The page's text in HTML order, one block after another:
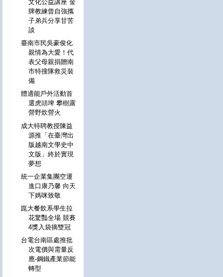
文化公益講座 金
牌教練曾自強攜
子弟兵分享甘苦
談
臺南市民吳豪俊化
親情為大愛！代
表父母親捐贈南
市特搜隊救災裝
備
體適能戶外活動首
選虎頭埤 攀樹露
營野炊營火
成大特聘教授陳益
源推「在臺灣出
版越南文學史中
文版」終於實現
夢想
統一企業集團空運
進口康乃馨 向天
下媽咪致敬
崑大餐飲系學生拉
花驚豔全場 競賽
4獎入袋摘雙冠
台電台南區處推批
次電價與需量反
應-鋼鐵產業節能
轉型